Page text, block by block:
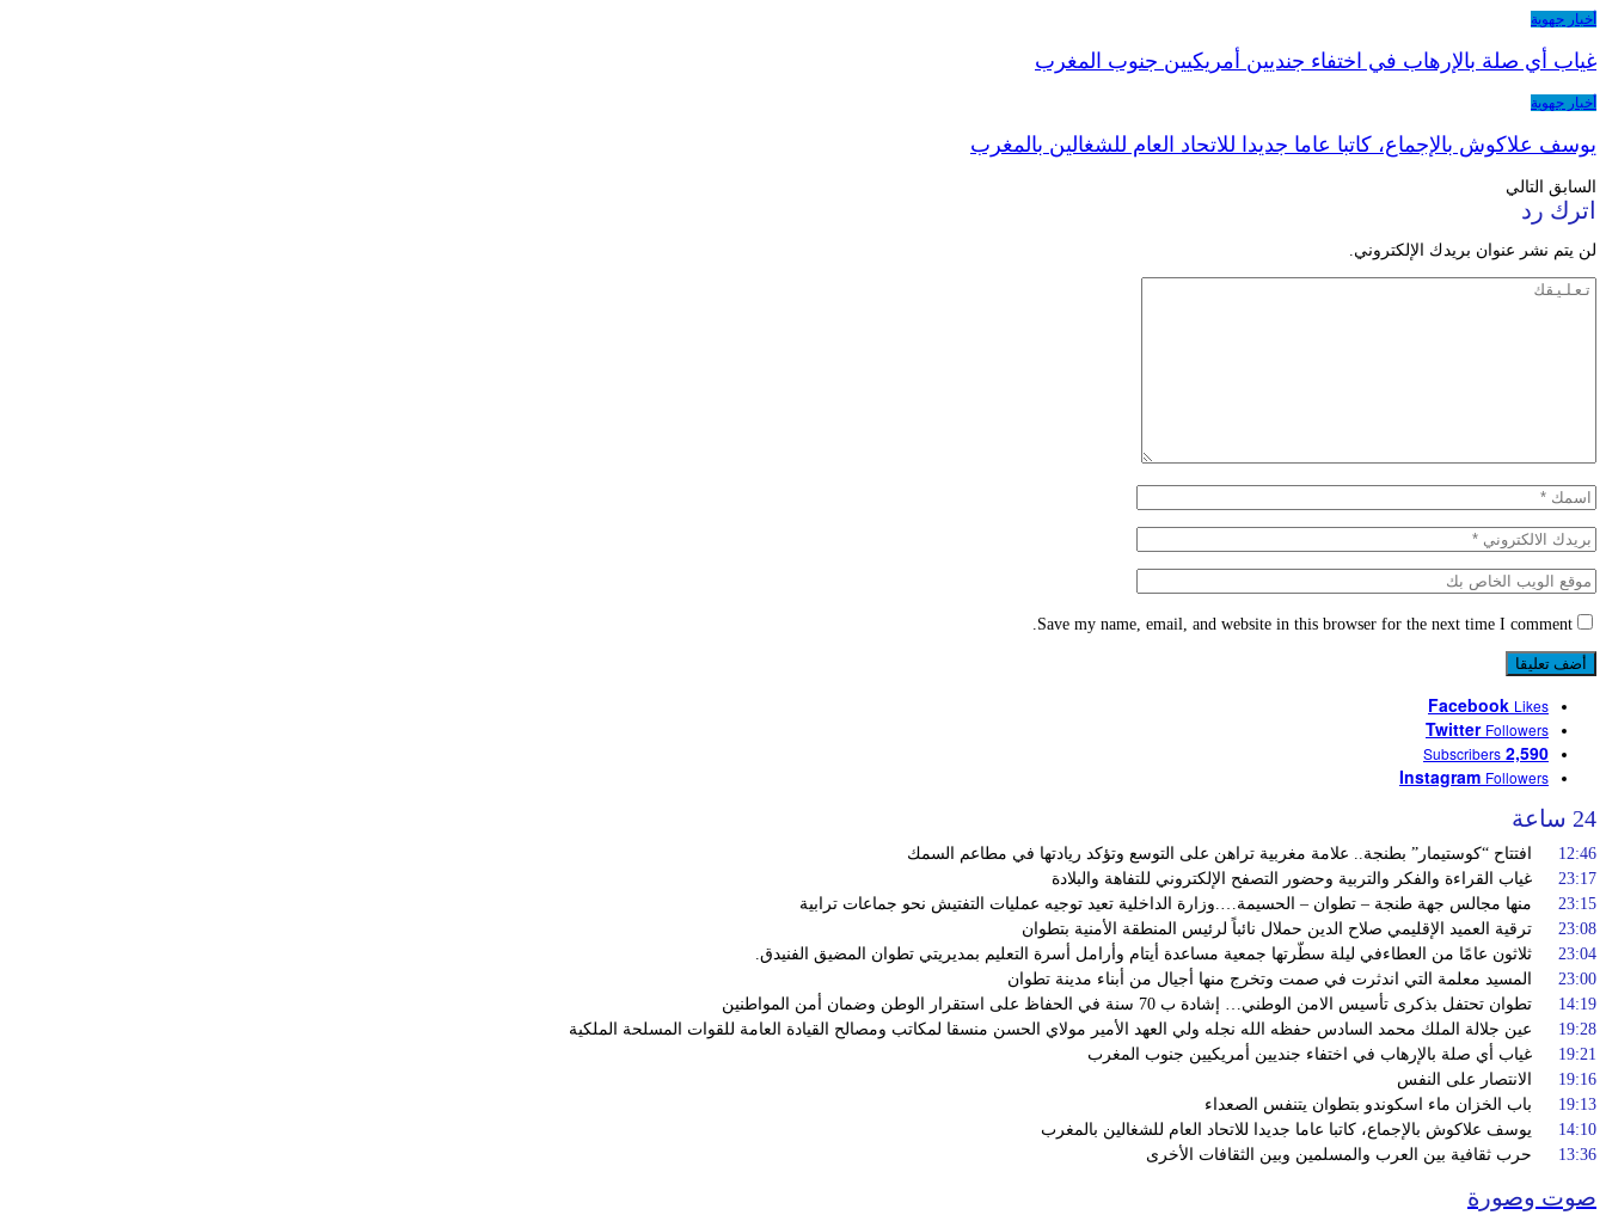
أخبار جهوية
غياب أي صلة بالإرهاب في اختفاء جنديين أمريكيين جنوب المغرب
أخبار جهوية
يوسف علاكوش بالإجماع، كاتبا عاما جديدا للاتحاد العام للشغالين بالمغرب
السابق التالي
اترك رد
لن يتم نشر عنوان بريدك الإلكتروني.
Save my name, email, and website in this browser for the next time I comment.
Facebook Likes
Twitter Followers
2,590
Subscribers
Instagram Followers
24 ساعة
12:46
افتتاح “كوستيمار” بطنجة.. علامة مغربية تراهن على التوسع وتؤكد ريادتها في مطاعم السمك
23:17
غياب القراءة والفكر والتربية وحضور التصفح الإلكتروني للتفاهة والبلادة
23:15
منها مجالس جهة طنجة – تطوان – الحسيمة….وزارة الداخلية تعيد توجيه عمليات التفتيش نحو جماعات ترابية
23:08
ترقية العميد الإقليمي صلاح الدين حملال نائباً لرئيس المنطقة الأمنية بتطوان
23:04
ثلاثون عامًا من العطاءفي ليلة سطّرتها جمعية مساعدة أيتام وأرامل أسرة التعليم بمديريتي تطوان المضيق الفنيدق.
23:00
المسيد معلمة التي اندثرت في صمت وتخرج منها أجيال من أبناء مدينة تطوان
14:19
تطوان تحتفل بذكرى تأسيس الامن الوطني… إشادة ب 70 سنة في الحفاظ على استقرار الوطن وضمان أمن المواطنين
19:28
عين جلالة الملك محمد السادس حفظه الله نجله ولي العهد الأمير مولاي الحسن منسقا لمكاتب ومصالح القيادة العامة للقوات المسلحة الملكية
19:21
غياب أي صلة بالإرهاب في اختفاء جنديين أمريكيين جنوب المغرب
19:16
الانتصار على النفس
19:13
باب الخزان ماء اسكوندو بتطوان يتنفس الصعداء
14:10
يوسف علاكوش بالإجماع، كاتبا عاما جديدا للاتحاد العام للشغالين بالمغرب
13:36
حرب ثقافية بين العرب والمسلمين وبين الثقافات الأخرى
صوت وصورة